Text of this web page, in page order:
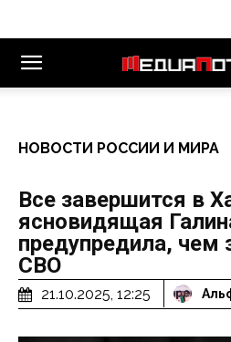
НОВОСТИ РОССИИ И МИРА
Все завершится в
ясновидящая
предупредила, чем
СВО
21.10.2025, 12:25